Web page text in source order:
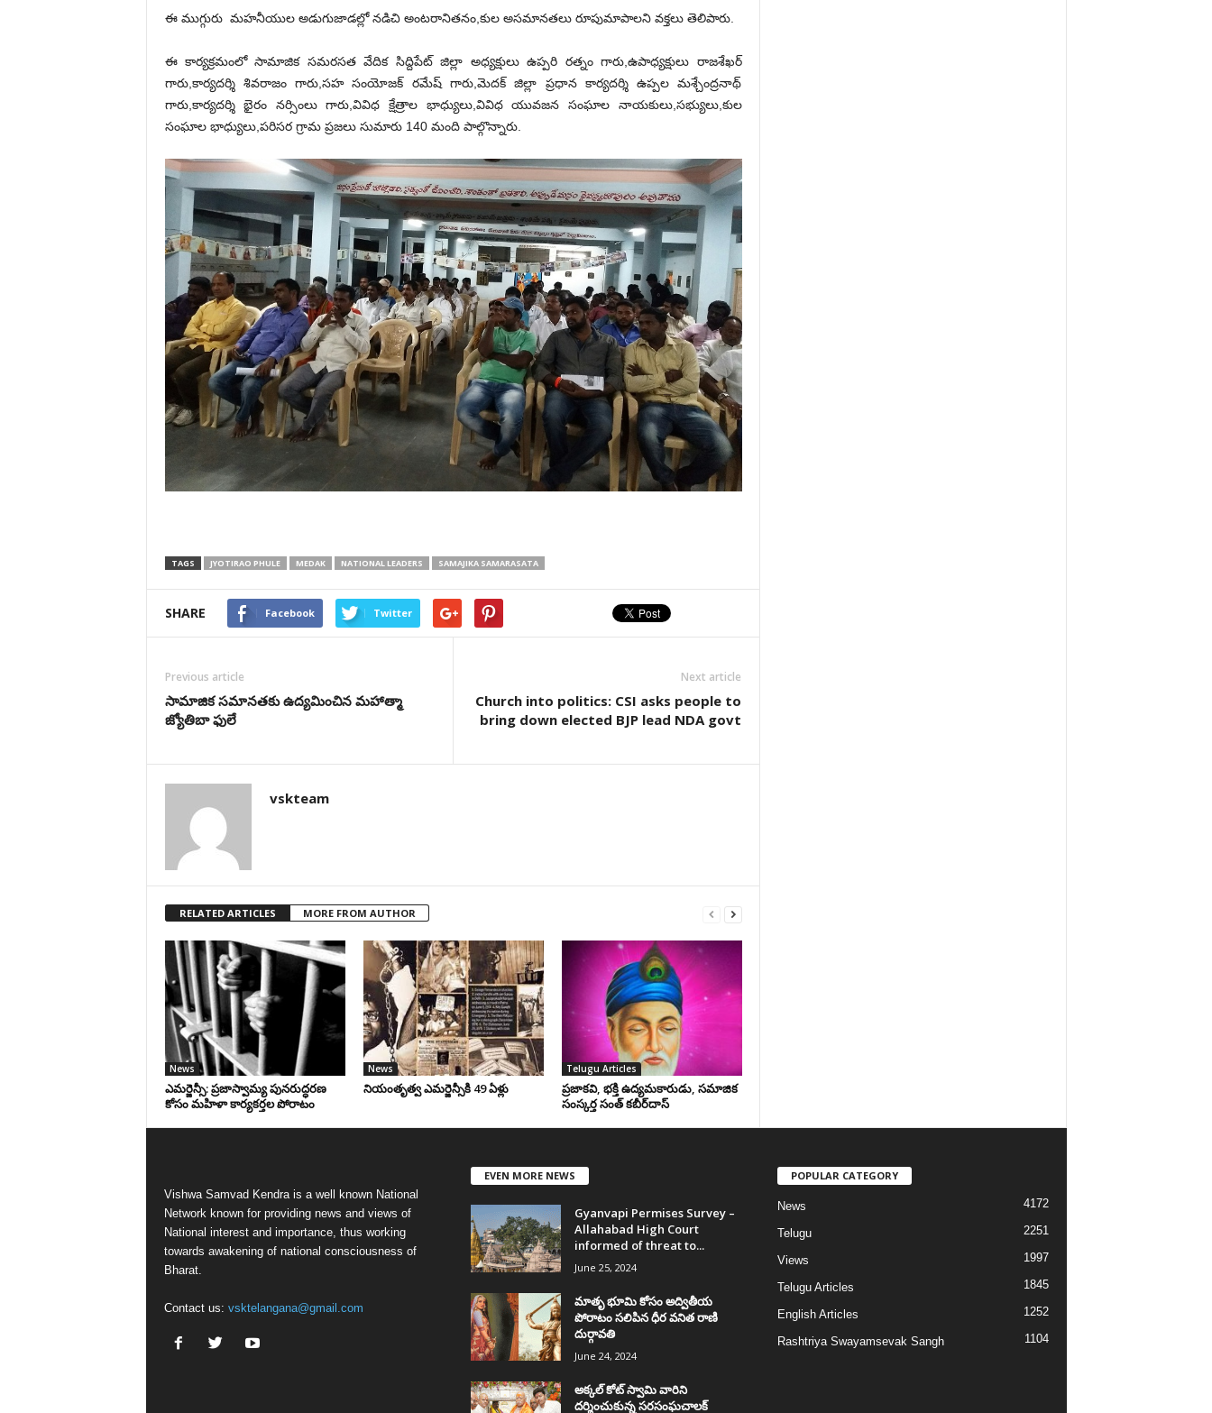
ఈ ముగ్గురు మహనీయుల అడుగుజాడల్లో నడిచి అంటరానితనం,కుల అసమానతలు రూపుమాపాలని వక్తలు తెలిపారు.
ఈ కార్యక్రమంలో సామాజిక సమరసత వేదిక సిద్దిపేట్ జిల్లా అధ్యక్షులు ఉప్పరి రత్నం గారు,ఉపాధ్యక్షులు రాజశేఖర్
గారు,కార్యదర్శి శివరాజం గారు,సహ సంయోజక్ రమేష్ గారు,మెదక్ జిల్లా ప్రధాన కార్యదర్శి ఉప్పల మశ్చేంద్రనాథ్
గారు,కార్యదర్శి భైరం నర్సింలు గారు,వివిధ క్షేత్రాల భాధ్యులు,వివిధ యువజన సంఘాల నాయకులు,సభ్యులు,కుల
సంఘాల భాధ్యులు,పరిసర గ్రామ ప్రజలు సుమారు 140 మంది పాల్గొన్నారు.
TAGS JYOTIRAO PHULE MEDAK NATIONAL LEADERS SAMAJIKA SAMARASATA
SHARE Facebook Twitter
Previous article
సామాజిక సమానతకు ఉద్యమించిన మహాత్మా
జ్యోతిబా ఫులే
Next article
Church into politics: CSI asks people to
bring down elected BJP lead NDA govt
vskteam
RELATED ARTICLES MORE FROM AUTHOR
News
ఎమర్జెన్సీ: ప్రజాస్వామ్య పునరుద్ధరణ
కోసం మహిళా కార్యకర్తల పోరాటం
News
నియంతృత్వ ఎమర్జెన్సీకి 49 ఏళ్లు
Telugu Articles
ప్రజాకవి, భక్తి ఉద్యమకారుడు, సమాజిక
సంస్కర్త సంత్‌ కబీర్‌దాస్‌
Vishwa Samvad Kendra is a well known National
Network known for providing news and views of
National interest and importance, thus working
towards awakening of national consciousness of
Bharat.
Contact us: vsktelangana@gmail.com
EVEN MORE NEWS
Gyanvapi Permises Survey –
Allahabad High Court
informed of threat to...
June 25, 2024
మాతృ భూమి కోసం అద్వితీయ
పోరాటం సలిపిన ధీర వనిత రాణి
దుర్గావతి
June 24, 2024
అక్కల్‌ కోట్‌ స్వామి వారిని
దర్శించుకున్న సరసంఘచాలక్
POPULAR CATEGORY
News 4172
Telugu 2251
Views 1997
Telugu Articles 1845
English Articles 1252
Rashtriya Swayamsevak Sangh 1104